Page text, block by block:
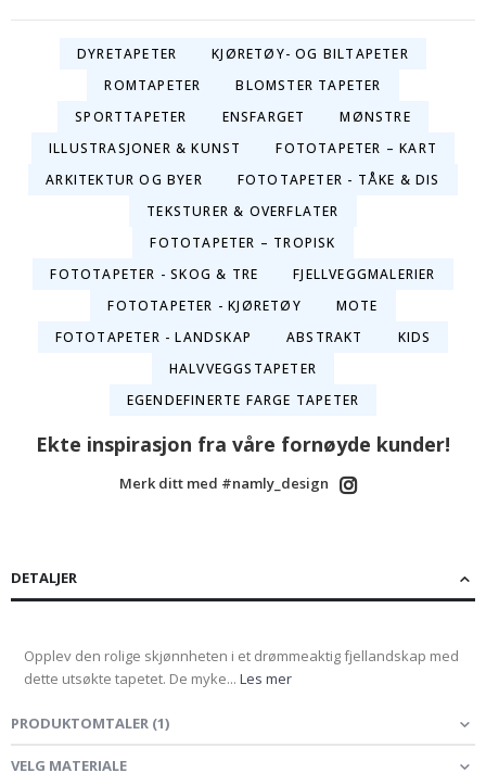
DYRETAPETER
KJØRETØY- OG BILTAPETER
ROMTAPETER
BLOMSTER TAPETER
SPORTTAPETER
ENSFARGET
MØNSTRE
ILLUSTRASJONER & KUNST
FOTOTAPETER – KART
ARKITEKTUR OG BYER
FOTOTAPETER - TÅKE & DIS
TEKSTURER & OVERFLATER
FOTOTAPETER – TROPISK
FOTOTAPETER - SKOG & TRE
FJELLVEGGMALERIER
FOTOTAPETER - KJØRETØY
MOTE
FOTOTAPETER - LANDSKAP
ABSTRAKT
KIDS
HALVVEGGSTAPETER
EGENDEFINERTE FARGE TAPETER
Ekte inspirasjon fra våre fornøyde kunder!
Merk ditt med #namly_design
DETALJER
Opplev den rolige skjønnheten i et drømmeaktig fjellandskap med
dette utsøkte tapetet. De myke... Les mer
PRODUKTOMTALER (1)
VELG MATERIALE